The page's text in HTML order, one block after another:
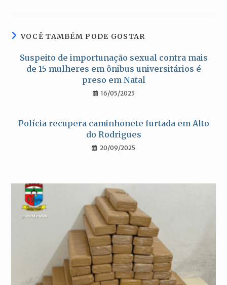
nova nova nova nova
VOCÊ TAMBÉM PODE GOSTAR
Suspeito de importunação sexual contra mais
de 15 mulheres em ônibus universitários é
preso em Natal
16/05/2025
Polícia recupera caminhonete furtada em Alto
do Rodrigues
20/09/2025